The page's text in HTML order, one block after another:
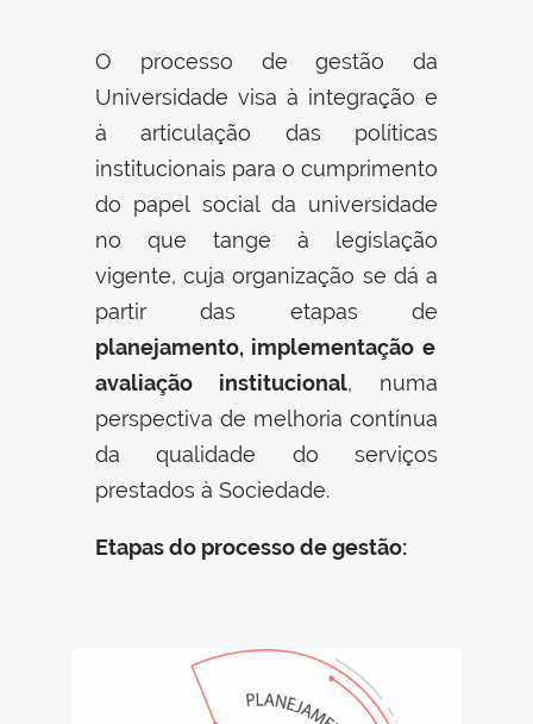
O processo de gestão da
Universidade visa à integração e
à articulação das políticas
institucionais para o cumprimento
do papel social da universidade
no que tange à legislação
vigente, cuja organização se dá a
partir das etapas de
planejamento, implementação e
avaliação institucional, numa
perspectiva de melhoria contínua
da qualidade do serviços
prestados à Sociedade.
Etapas do processo de gestão: